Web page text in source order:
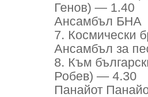
Генов) — 1.40
Ансамбъл БНА
7. Космически
Ансамбъл за
8. Към
Робев) — 4.30
Панайот